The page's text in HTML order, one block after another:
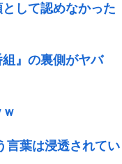
して認めなかった
』の裏側がヤバ
言葉は浸透されてい